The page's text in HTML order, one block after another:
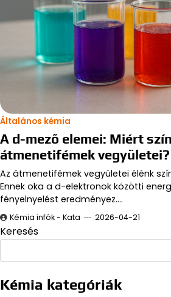
Általános kémia
A d-mező elemei: Miért
átmenetifémek vegyületei?
Az átmenetifémek vegyületei élénk
Ennek oka a d-elektronok közötti
fényelnyelést eredményez.…
Kémia infók - Kata 2026-04-21
Keresés
Kémia kategóriák